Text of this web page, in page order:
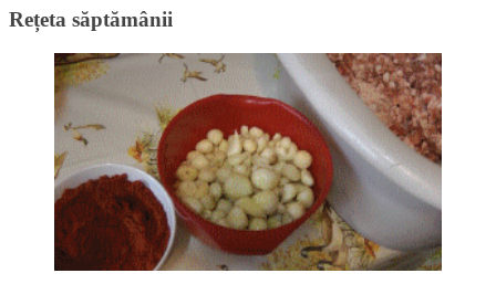
Rețeta săptămânii